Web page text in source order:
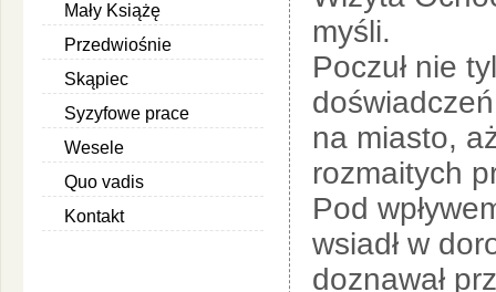
Mały Książę
Przedwiośnie
Skąpiec
Syzyfowe prace
Wesele
Quo vadis
Kontakt
myśli.
Poczuł nie
na miasto,
rozmaitych
Pod
wsiadł w
doznawał